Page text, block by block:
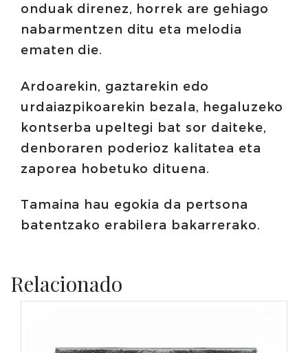
onduak direnez, horrek are gehiago
nabarmentzen ditu eta melodia
ematen die.
Ardoarekin, gaztarekin edo
urdaiazpikoarekin bezala, hegaluzeko
kontserba upeltegi bat sor daiteke,
denboraren poderioz kalitatea eta
zaporea hobetuko dituena.
Tamaina hau egokia da pertsona
batentzako erabilera bakarrerako.
Relacionado